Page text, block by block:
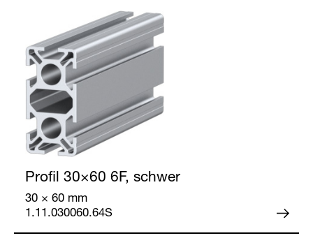
Profil 30×60 6F, schwer
30 × 60 mm
1.11.030060.64S